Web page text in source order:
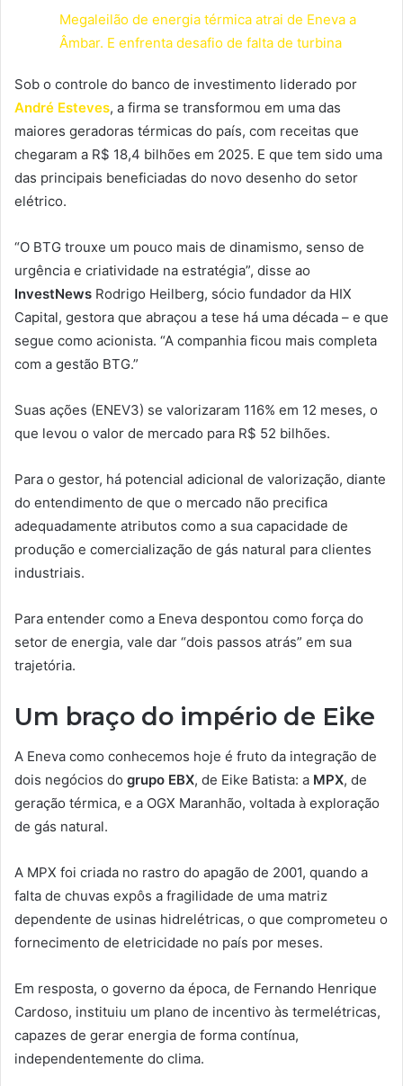
Megaleilão de energia térmica atrai de Eneva a
Âmbar. E enfrenta desafio de falta de turbina
Sob o controle do banco de investimento liderado por
André Esteves, a firma se transformou em uma das
maiores geradoras térmicas do país, com receitas que
chegaram a R$ 18,4 bilhões em 2025. E que tem sido uma
das principais beneficiadas do novo desenho do setor
elétrico.
“O BTG trouxe um pouco mais de dinamismo, senso de
urgência e criatividade na estratégia”, disse ao
InvestNews Rodrigo Heilberg, sócio fundador da HIX
Capital, gestora que abraçou a tese há uma década – e que
segue como acionista. “A companhia ficou mais completa
com a gestão BTG.”
Suas ações (ENEV3) se valorizaram 116% em 12 meses, o
que levou o valor de mercado para R$ 52 bilhões.
Para o gestor, há potencial adicional de valorização, diante
do entendimento de que o mercado não precifica
adequadamente atributos como a sua capacidade de
produção e comercialização de gás natural para clientes
industriais.
Para entender como a Eneva despontou como força do
setor de energia, vale dar “dois passos atrás” em sua
trajetória.
Um braço do império de Eike
A Eneva como conhecemos hoje é fruto da integração de
dois negócios do grupo EBX, de Eike Batista: a MPX, de
geração térmica, e a OGX Maranhão, voltada à exploração
de gás natural.
A MPX foi criada no rastro do apagão de 2001, quando a
falta de chuvas expôs a fragilidade de uma matriz
dependente de usinas hidrelétricas, o que comprometeu o
fornecimento de eletricidade no país por meses.
Em resposta, o governo da época, de Fernando Henrique
Cardoso, instituiu um plano de incentivo às termelétricas,
capazes de gerar energia de forma contínua,
independentemente do clima.